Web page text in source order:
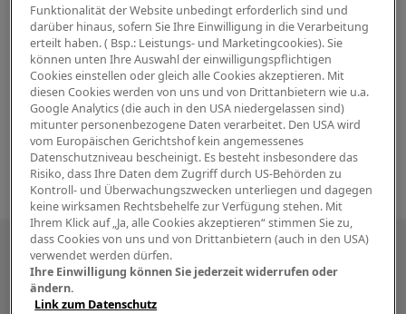
Besuchen Sie uns auch in den sozialen
Medien
Funktionalität der Website unbedingt erforderlich sind und
darüber hinaus, sofern Sie Ihre Einwilligung in die Verarbeitung
erteilt haben. ( Bsp.: Leistungs- und Marketingcookies). Sie
können unten Ihre Auswahl der einwilligungspflichtigen
Cookies einstellen oder gleich alle Cookies akzeptieren. Mit
diesen Cookies werden von uns und von Drittanbietern wie u.a.
Google Analytics (die auch in den USA niedergelassen sind)
mitunter personenbezogene Daten verarbeitet. Den USA wird
vom Europäischen Gerichtshof kein angemessenes
Datenschutzniveau bescheinigt. Es besteht insbesondere das
Risiko, dass Ihre Daten dem Zugriff durch US-Behörden zu
Kontroll- und Überwachungszwecken unterliegen und dagegen
keine wirksamen Rechtsbehelfe zur Verfügung stehen. Mit
Ihrem Klick auf „Ja, alle Cookies akzeptieren“ stimmen Sie zu,
dass Cookies von uns und von Drittanbietern (auch in den USA)
verwendet werden dürfen.
Ihre Einwilligung können Sie jederzeit widerrufen oder
ändern.
Link zum Datenschutz